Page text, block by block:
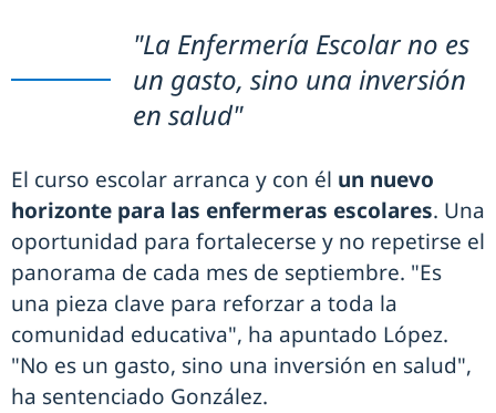
"La Enfermería Escolar no es
un gasto, sino una inversión
en salud"
El curso escolar arranca y con él un nuevo
horizonte para las enfermeras escolares. Una
oportunidad para fortalecerse y no repetirse el
panorama de cada mes de septiembre. "Es
una pieza clave para reforzar a toda la
comunidad educativa", ha apuntado López.
"No es un gasto, sino una inversión en salud",
ha sentenciado González.